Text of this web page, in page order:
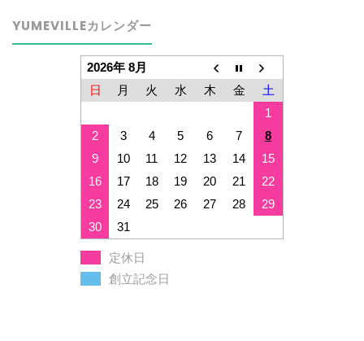
YUMEVILLEカレンダー
2026年 8月
日
月 火 水 木 金
土
1
2
3 4 5 6 7
8
9
10 11 12 13 14
15
16
17 18 19 20 21
22
23
24 25 26 27 28
29
30
31
定休日
創立記念日